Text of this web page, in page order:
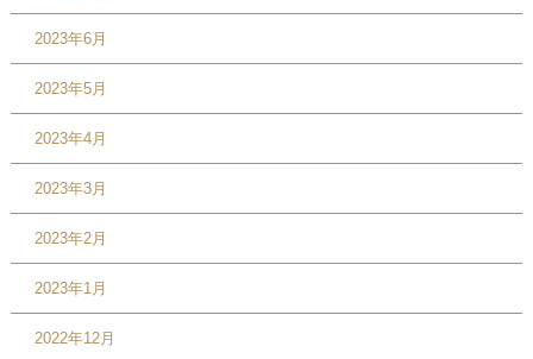
2023年6月
2023年5月
2023年4月
2023年3月
2023年2月
2023年1月
2022年12月